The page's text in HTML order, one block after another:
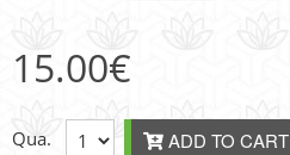
15.00€
Qua. ADD TO CART